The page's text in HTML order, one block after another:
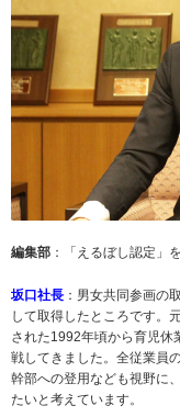
編集部 ：「えるぼし認定」
坂口社長 ：男女共同参画の
して取得したところです。
された1992年頃から育児休
戦してきました。全従業員
幹部への登用なども視野に
たいと考えています。